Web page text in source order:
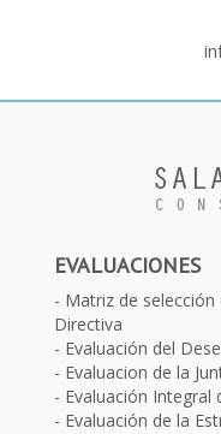
EVALUACIONES
Matriz de
Directiva
Evaluación del
Evaluacion de la
Evaluación Integral
Evaluación de la